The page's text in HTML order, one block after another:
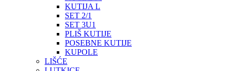
KUTIJA L
SET 2/1
SET 3U1
PLIŠ KUTIJE
POSEBNE KUTIJE
KUPOLE
LIŠĆE